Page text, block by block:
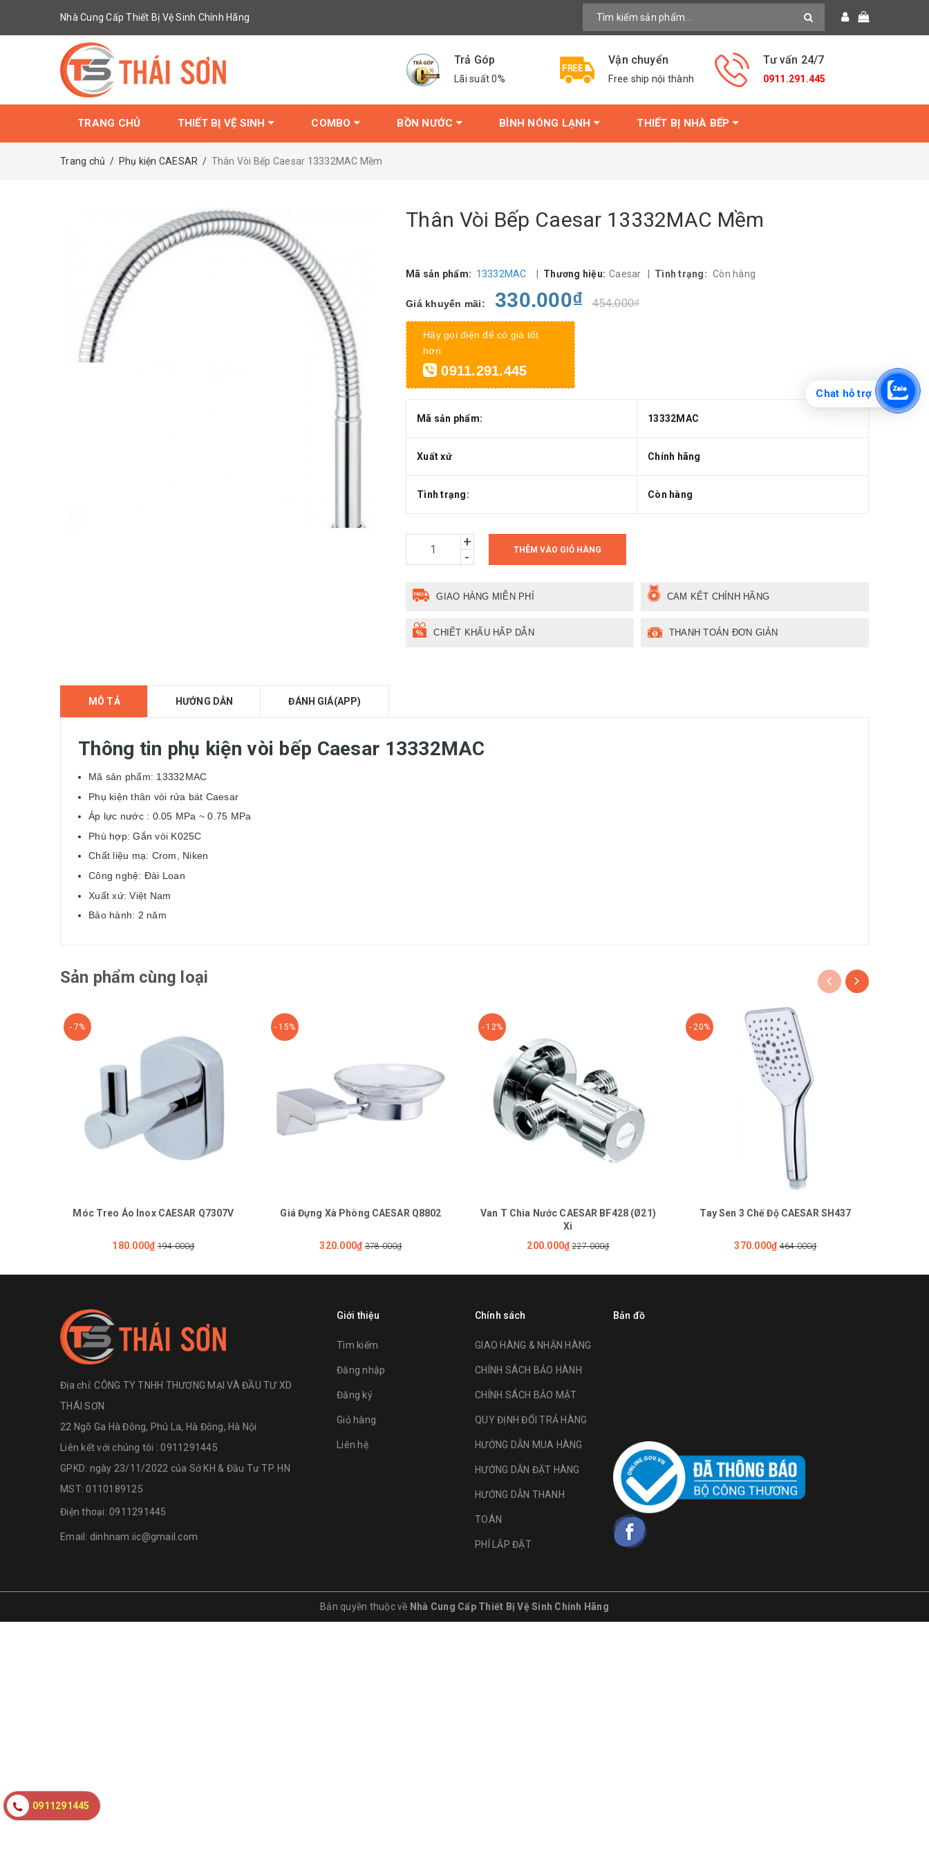
Nhà Cung Cấp Thiết Bị Vệ Sinh Chính Hãng
Trả Góp
Lãi suất 0%
Vận chuyển
Free ship nội thành
Tư vấn 24/7
0911.291.445
TRANG CHỦ THIẾT BỊ VỆ SINH COMBO BỒN NƯỚC BÌNH NÓNG LẠNH THIẾT BỊ NHÀ BẾP
Trang chủ / Phụ kiện CAESAR / Thân Vòi Bếp Caesar 13332MAC Mềm
Thân Vòi Bếp Caesar 13332MAC Mềm
Mã sản phẩm: 13332MAC Thương hiệu: Caesar Tình trạng: Còn hàng
Giá khuyến mãi: 330.000₫ 454.000₫
Hãy gọi điện để có giá tốt
hơn
0911.291.445
Mã sản phẩm: 13332MAC
Xuất xứ Chính hãng
Tình trạng: Còn hàng
+
-
THÊM VÀO GIỎ HÀNG
GIAO HÀNG MIỄN PHÍ CAM KẾT CHÍNH HÃNG
CHIẾT KHẤU HẤP DẪN THANH TOÁN ĐƠN GIẢN
MÔ TẢ HƯỚNG DẪN ĐÁNH GIÁ(APP)
Thông tin phụ kiện vòi bếp Caesar 13332MAC
Mã sản phẩm: 13332MAC
Phụ kiện thân vòi rửa bát Caesar
Áp lực nước : 0.05 MPa ~ 0.75 MPa
Phù hợp: Gắn vòi K025C
Chất liệu mạ: Crom, Niken
Công nghệ: Đài Loan
Xuất xứ: Việt Nam
Bảo hành: 2 năm
Sản phẩm cùng loại
- 7%
Móc Treo Áo Inox CAESAR Q7307V
180.000₫ 194.000₫
- 15%
Giá Đựng Xà Phòng CAESAR Q8802
320.000₫ 378.000₫
- 12%
Van T Chia Nước CAESAR BF428 (Ø21)
Xi
200.000₫ 227.000₫
- 20%
Tay Sen 3 Chế Độ CAESAR SH437
370.000₫ 464.000₫
Địa chỉ:CÔNG TY TNHH THƯƠNG MẠI VÀ ĐẦU TƯ XD
THÁI SƠN
22 Ngõ Ga Hà Đông, Phú La, Hà Đông, Hà Nội
Liên kết với chúng tôi : 0911291445
GPKD: ngày 23/11/2022 của Sở KH & Đầu Tư TP. HN
MST: 0110189125
Điện thoại: 0911291445
Email: dinhnam.iic@gmail.com
Giới thiệu
Tìm kiếm
Đăng nhập
Đăng ký
Giỏ hàng
Liên hệ
Chính sách
GIAO HÀNG & NHẬN HÀNG
CHÍNH SÁCH BẢO HÀNH
CHÍNH SÁCH BẢO MẬT
QUY ĐỊNH ĐỔI TRẢ HÀNG
HƯỚNG DẪN MUA HÀNG
HƯỚNG DẪN ĐẶT HÀNG
HƯỚNG DẪN THANH
TOÁN
PHÍ LẮP ĐẶT
Bản đồ
Bản quyền thuộc về Nhà Cung Cấp Thiết Bị Vệ Sinh Chính Hãng
0911291445
Chat hỗ trợ